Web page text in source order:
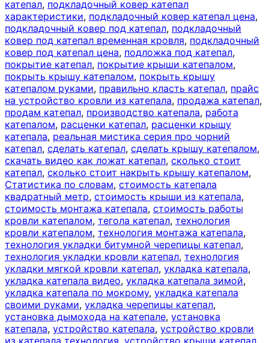
катепал, подкладочный ковер катепал
характеристики, подкладочный ковер катепал цена,
подкладочный ковер под катепал, подкладочный
ковер под катепал временная кровля, подкладочный
ковер под катепал цена, подложка под катепал,
покрытие катепал, покрытие крыши катепалом,
покрыть крышу катепалом, покрыть крышу
катепалом руками, правильно класть катепал, прайс
на устройство кровли из катепала, продажа катепал,
продам катепал, производство катепала, работа
катепалом, расценки катепал, расценки крышу
катепала, реальная мистика серия про чорний
катепал, сделать катепал, сделать крышу катепалом,
скачать видео как ложат катепал, сколько стоит
катепал, сколько стоит накрыть крышу катепалом,
Статистика по словам, стоимость катепала
квадратный метр, стоимость крыши из катепала,
стоимость монтажа катепала, стоимость работы
кровли катепалом, тегола катепал, технология
кровли катепалом, технология монтажа катепала,
технология укладки битумной черепицы катепал,
технология укладки кровли катепал, технология
укладки мягкой кровли катепал, укладка катепала,
укладка катепала видео, укладка катепала зимой,
укладка катепала по мокрому, укладка катепала
своими руками, укладка черепицы катепал,
установка дымохода на катепале, установка
катепала, устройство катепала, устройство кровли
из катепала технология, устройство крыши катепал,